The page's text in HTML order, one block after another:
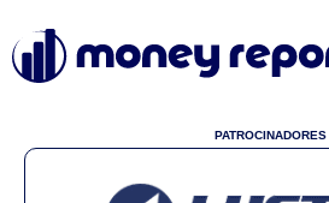
PATROCINADORES